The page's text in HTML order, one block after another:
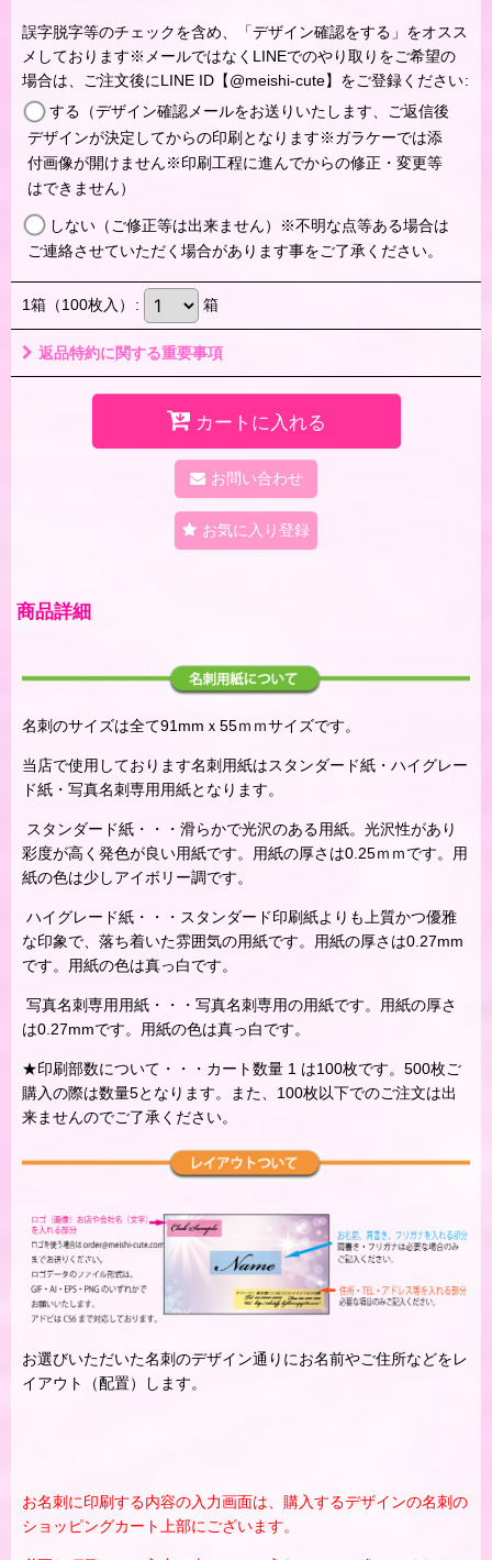
誤字脱字等のチェックを含め、「デザイン確認をする」をオスス
メしております※メールではなくLINEでのやり取りをご希望の
場合は、ご注文後にLINE ID【@meishi-cute】をご登録ください:
する（デザイン確認メールをお送りいたします、ご返信後
デザインが決定してからの印刷となります※ガラケーでは添
付画像が開けません※印刷工程に進んでからの修正・変更等
はできません）
しない（ご修正等は出来ません）※不明な点等ある場合は
ご連絡させていただく場合があります事をご了承ください。
1箱（100枚入） : 箱
返品特約に関する重要事項
カートに入れる
お問い合わせ
お気に入り登録
商品詳細
名刺のサイズは全て91mmｘ55ｍｍサイズです。
当店で使用しております名刺用紙はスタンダード紙・ハイグレー
ド紙・写真名刺専用用紙となります。
スタンダード紙・・・滑らかで光沢のある用紙。光沢性があり
彩度が高く発色が良い用紙です。用紙の厚さは0.25ｍｍです。用
紙の色は少しアイボリー調です。
ハイグレード紙・・・スタンダード印刷紙よりも上質かつ優雅
な印象で、落ち着いた雰囲気の用紙です。用紙の厚さは0.27mm
です。用紙の色は真っ白です。
写真名刺専用用紙・・・写真名刺専用の用紙です。用紙の厚さ
は0.27mmです。用紙の色は真っ白です。
★印刷部数について・・・カート数量 1 は100枚です。500枚ご
購入の際は数量5となります。また、100枚以下でのご注文は出
来ませんのでご了承ください。
お選びいただいた名刺のデザイン通りにお名前やご住所などをレ
イアウト（配置）します。
お名刺に印刷する内容の入力画面は、購入するデザインの名刺の
ショッピングカート上部にございます。